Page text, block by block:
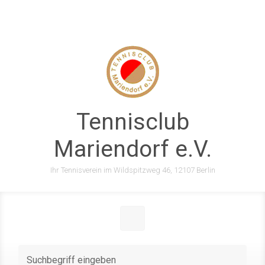
Tennisclub
Mariendorf e.V.
Ihr Tennisverein im Wildspitzweg 46, 12107 Berlin